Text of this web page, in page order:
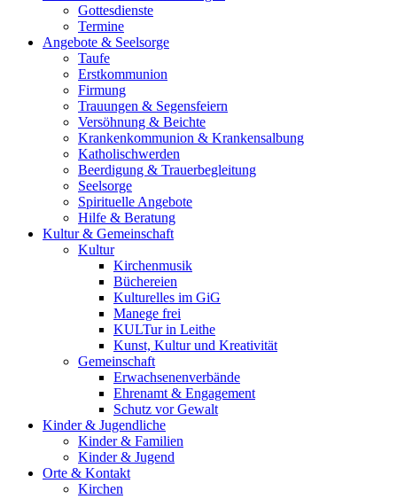
Gottesdienste
Termine
Angebote & Seelsorge
Taufe
Erstkommunion
Firmung
Trauungen & Segensfeiern
Versöhnung & Beichte
Krankenkommunion & Krankensalbung
Katholischwerden
Beerdigung & Trauerbegleitung
Seelsorge
Spirituelle Angebote
Hilfe & Beratung
Kultur & Gemeinschaft
Kultur
Kirchenmusik
Büchereien
Kulturelles im GiG
Manege frei
KULTur in Leithe
Kunst, Kultur und Kreativität
Gemeinschaft
Erwachsenenverbände
Ehrenamt & Engagement
Schutz vor Gewalt
Kinder & Jugendliche
Kinder & Familien
Kinder & Jugend
Orte & Kontakt
Kirchen